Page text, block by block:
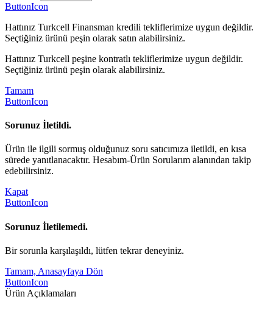
ButtonIcon
Hattınız Turkcell Finansman kredili tekliflerimize uygun değildir.
Seçtiğiniz ürünü peşin olarak satın alabilirsiniz.
Hattınız Turkcell peşine kontratlı tekliflerimize uygun değildir.
Seçtiğiniz ürünü peşin olarak alabilirsiniz.
Tamam
ButtonIcon
Sorunuz İletildi.
Ürün ile ilgili sormuş olduğunuz soru satıcımıza iletildi, en kısa
sürede yanıtlanacaktır. Hesabım-Ürün Sorularım alanından takip
edebilirsiniz.
Kapat
ButtonIcon
Sorunuz İletilemedi.
Bir sorunla karşılaşıldı, lütfen tekrar deneyiniz.
Tamam, Anasayfaya Dön
ButtonIcon
Ürün Açıklamaları